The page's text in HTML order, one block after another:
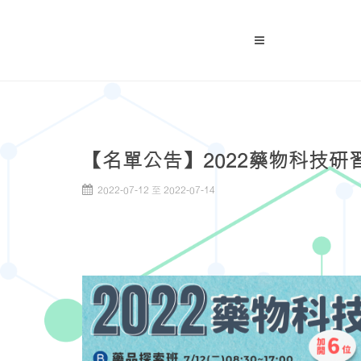
【名單公告】2022藥物科技研
2022-07-12 至 2022-07-14